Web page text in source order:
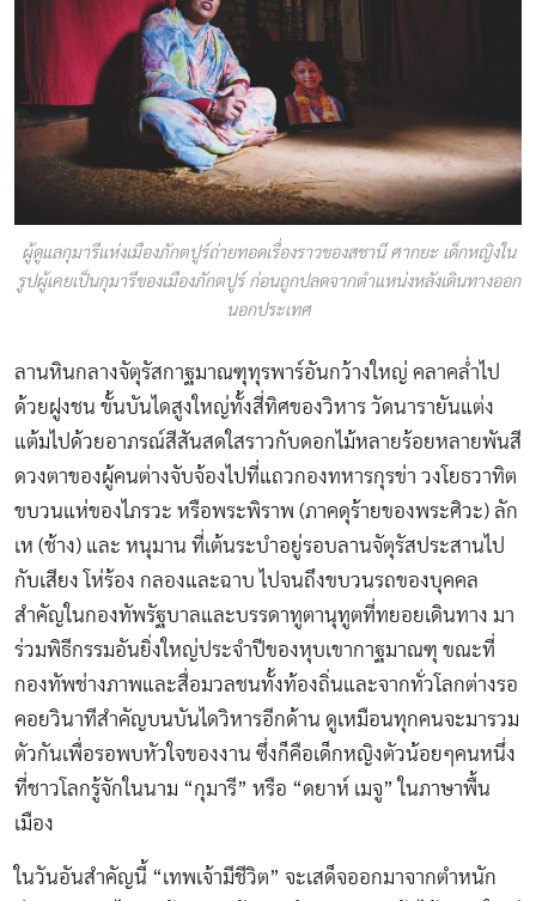
ผู้ดูแลกุมารีแห่งเมืองภักตปูร์ถ่ายทอดเรื่องราวของสชานี ศากยะ เด็กหญิงใน
รูปผู้เคยเป็นกุมารีของเมืองภักตปูร์ ก่อนถูกปลดจากตำแหน่งหลังเดินทางออก
นอกประเทศ
ลานหินกลางจัตุรัสกาฐมาณฑุทุรพาร์อันกว้างใหญ่ คลาคล่ำไป
ด้วยฝูงชน ขั้นบันไดสูงใหญ่ทั้งสี่ทิศของวิหาร วัดนารายันแต่ง
แต้มไปด้วยอาภรณ์สีสันสดใสราวกับดอกไม้หลายร้อยหลายพันสี
ดวงตาของผู้คนต่างจับจ้องไปที่แถวกองทหารกุรข่า วงโยธวาทิต
ขบวนแห่ของไภรวะ หรือพระพิราพ (ภาคดุร้ายของพระศิวะ) ลัก
เห (ช้าง) และ หนุมาน ที่เต้นระบำอยู่รอบลานจัตุรัสประสานไป
กับเสียง โห่ร้อง กลองและฉาบ ไปจนถึงขบวนรถของบุคคล
สำคัญในกองทัพรัฐบาลและบรรดาทูตานุทูตที่ทยอยเดินทาง มา
ร่วมพิธีกรรมอันยิ่งใหญ่ประจำปีของหุบเขากาฐมาณฑุ ขณะที่
กองทัพช่างภาพและสื่อมวลชนทั้งท้องถิ่นและจากทั่วโลกต่างรอ
คอยวินาทีสำคัญบนบันไดวิหารอีกด้าน ดูเหมือนทุกคนจะมารวม
ตัวกันเพื่อรอพบหัวใจของงาน ซึ่งก็คือเด็กหญิงตัวน้อยๆคนหนึ่ง
ที่ชาวโลกรู้จักในนาม “กุมารี” หรือ “ดยาห์ เมจู” ในภาษาพื้น
เมือง
ในวันอันสำคัญนี้ “เทพเจ้ามีชีวิต” จะเสด็จออกมาจากตำหนัก